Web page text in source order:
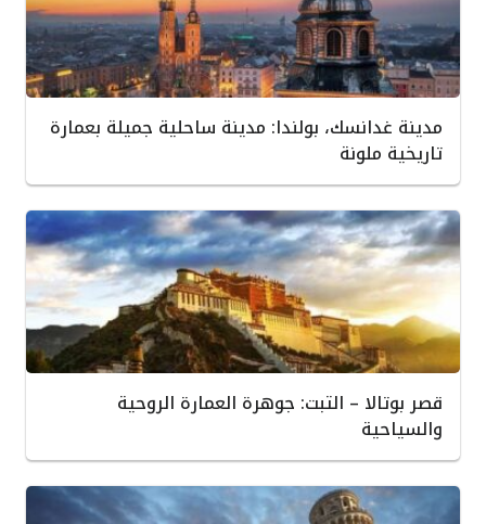
مدينة غدانسك، بولندا: مدينة ساحلية جميلة بعمارة
تاريخية ملونة
قصر بوتالا – التبت: جوهرة العمارة الروحية
والسياحية